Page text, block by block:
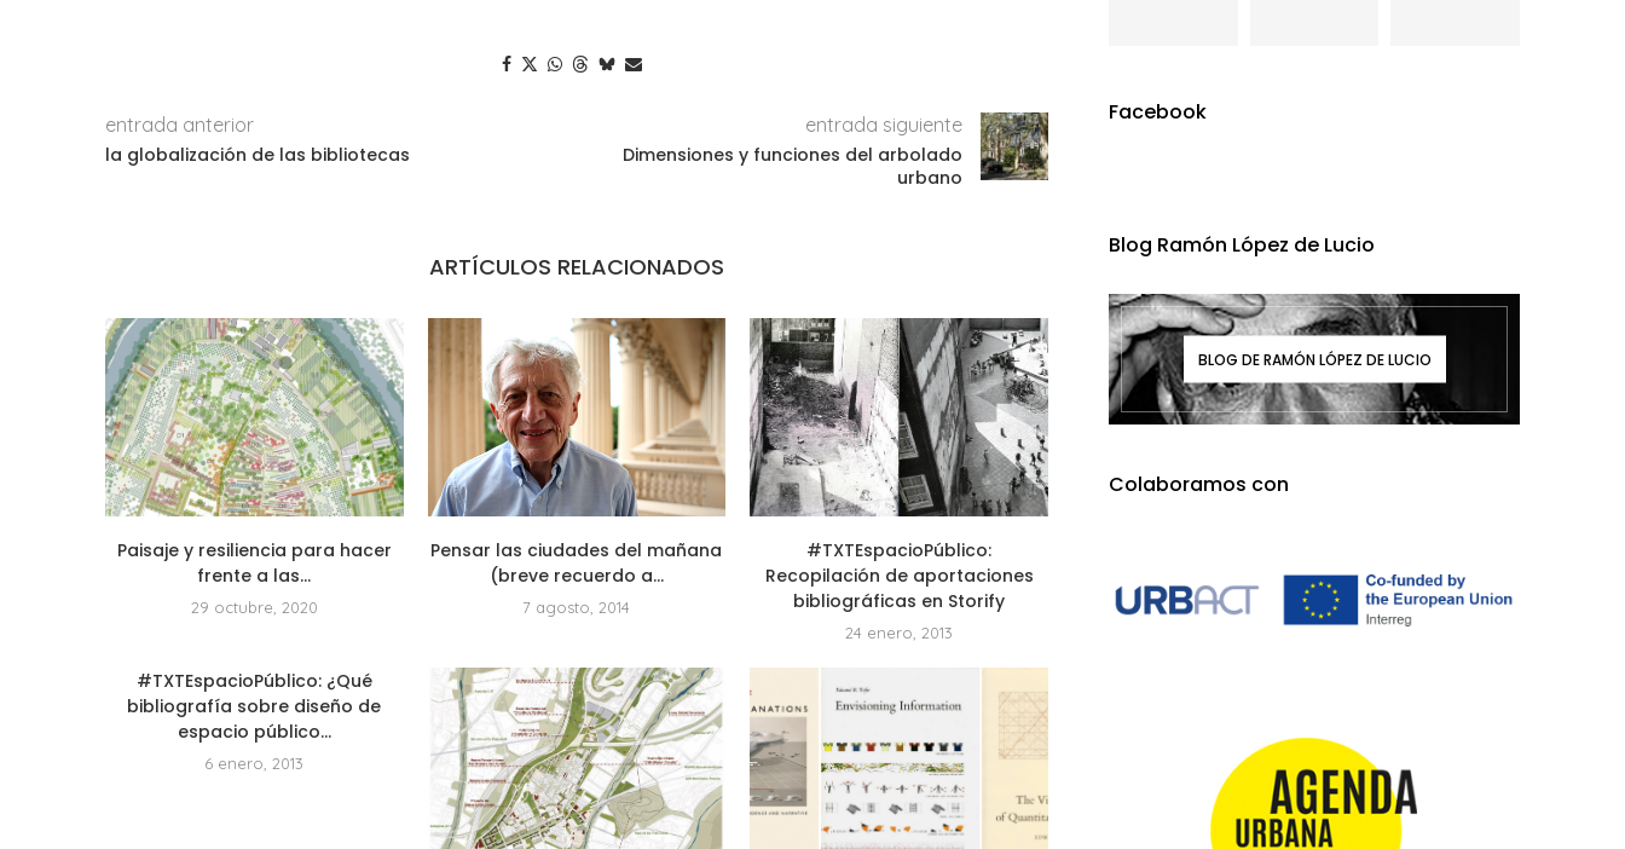
entrada anterior
la globalización de las bibliotecas
entrada siguiente
Dimensiones y funciones del arbolado
urbano
ARTÍCULOS RELACIONADOS
Paisaje y resiliencia para hacer
frente a las...
29 octubre, 2020
Pensar las ciudades del mañana
(breve recuerdo a...
7 agosto, 2014
#TXTEspacioPúblico:
Recopilación de aportaciones
bibliográficas en Storify
24 enero, 2013
#TXTEspacioPúblico: ¿Qué
bibliografía sobre diseño de
espacio público...
6 enero, 2013
Facebook
Blog Ramón López de Lucio
BLOG DE RAMÓN LÓPEZ DE LUCIO
Colaboramos con